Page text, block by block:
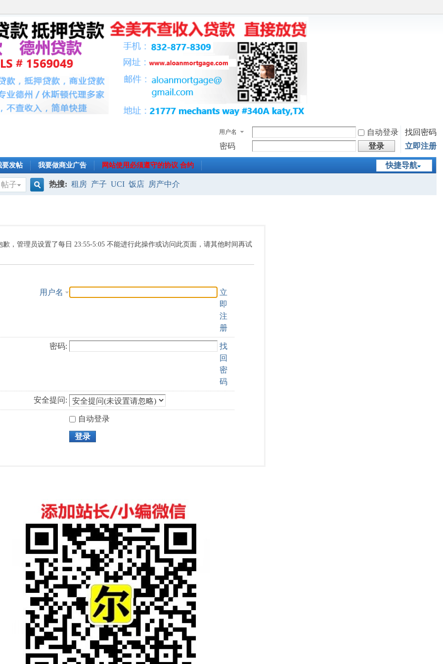
用户名 自动登录
找回密码
密码
登录 立即注册
快捷导航
要发帖 我要做商业广告 网站使用必须遵守的协议 合约
帖子
索
热搜: 租房 产子 UCI 饭店 房产中介
歉，管理员设置了每日 23:55-5:05 不能进行此操作或访问此页面，请其他时间再试
用户名
立
即
注
册
密码:
找
回
密
码
安全提问:
自动登录
登录